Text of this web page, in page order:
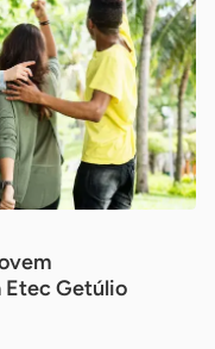
Etec Getúlio